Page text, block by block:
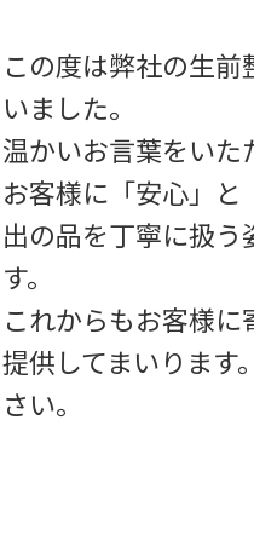
この度は弊社の生
いました。
温かいお言葉をいた
お客様に「安心」
出の品を丁寧に扱
す。
これからもお客様
提供してまいります
さい。